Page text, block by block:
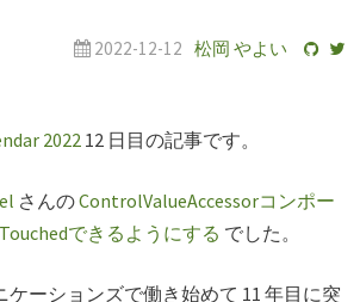
2022-12-12 松岡 やよい
2022 12 日目の記事です。
さんのControlValueAccessorコンポー
できるようにする でした。
ケーションズで働き始めて 11 年目に突